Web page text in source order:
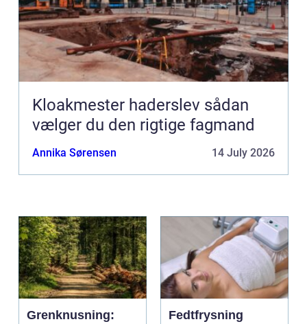
Kloakmester haderslev sådan
vælger du den rigtige fagmand
Annika Sørensen 14 July 2026
Grenknusning:
Fedtfrysning